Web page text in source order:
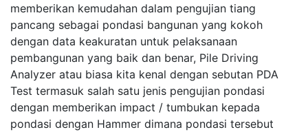
memberikan kemudahan dalam pengujian tiang
pancang sebagai pondasi bangunan yang kokoh
dengan data keakuratan untuk pelaksanaan
pembangunan yang baik dan benar, Pile Driving
Analyzer atau biasa kita kenal dengan sebutan PDA
Test termasuk salah satu jenis pengujian pondasi
dengan memberikan impact / tumbukan kepada
pondasi dengan Hammer dimana pondasi tersebut